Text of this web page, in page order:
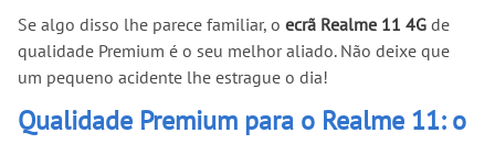
Se algo disso lhe parece familiar, o ecrã Realme 11 4G de
qualidade Premium é o seu melhor aliado. Não deixe que
um pequeno acidente lhe estrague o dia!
Qualidade Premium para o Realme 11: o